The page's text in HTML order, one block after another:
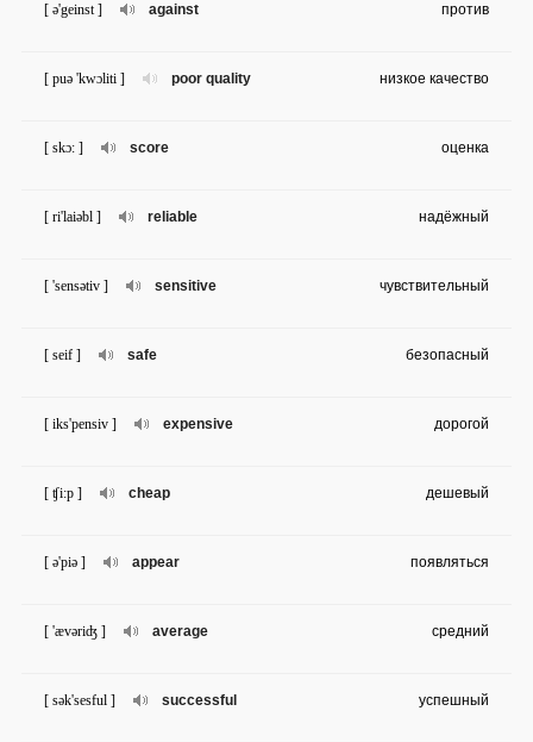
against
[ ə'geinst ] против
poor quality
[ puə 'kwɔliti ] низкое качество
score
[ skɔ: ] оценка
reliable
[ ri'laiəbl ] надёжный
sensitive
[ 'sensətiv ] чувствительный
safe
[ seif ] безопасный
expensive
[ iks'pensiv ] дорогой
cheap
[ ʧi:p ] дешевый
appear
[ ə'piə ] появляться
average
[ 'ævəriʤ ] средний
successful
[ sək'sesful ] успешный